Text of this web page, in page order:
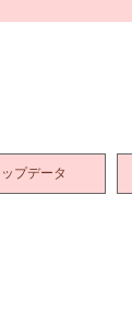
プデータ